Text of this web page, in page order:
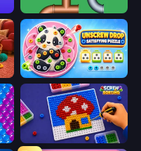
Plumber Pipe Out
Thread Sort: Knit Pictures Unscrew Drop: Satisfying Puzzle
Screw Sorting